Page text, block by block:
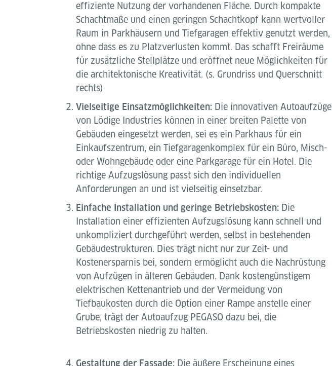
effiziente Nutzung der vorhandenen Fläche. Durch kompakte
Schachtmaße und einen geringen Schachtkopf kann wertvoller
Raum in Parkhäusern und Tiefgaragen effektiv genutzt werden,
ohne dass es zu Platzverlusten kommt. Das schafft Freiräume
für zusätzliche Stellplätze und eröffnet neue Möglichkeiten für
die architektonische Kreativität. (s. Grundriss und Querschnitt
rechts)
Vielseitige Einsatzmöglichkeiten: Die innovativen Autoaufzüge
von Lödige Industries können in einer breiten Palette von
Gebäuden eingesetzt werden, sei es ein Parkhaus für ein
Einkaufszentrum, ein Tiefgaragenkomplex für ein Büro, Misch-
oder Wohngebäude oder eine Parkgarage für ein Hotel. Die
richtige Aufzugslösung passt sich den individuellen
Anforderungen an und ist vielseitig einsetzbar.
Einfache Installation und geringe Betriebskosten: Die
Installation einer effizienten Aufzugslösung kann schnell und
unkompliziert durchgeführt werden, selbst in bestehenden
Gebäudestrukturen. Dies trägt nicht nur zur Zeit- und
Kostenersparnis bei, sondern ermöglicht auch die Nachrüstung
von Aufzügen in älteren Gebäuden. Dank kostengünstigem
elektrischen Kettenantrieb und der Vermeidung von
Tiefbaukosten durch die Option einer Rampe anstelle einer
Grube, trägt der Autoaufzug PEGASO dazu bei, die
Betriebskosten niedrig zu halten.
Gestaltung der Fassade: Die äußere Erscheinung eines